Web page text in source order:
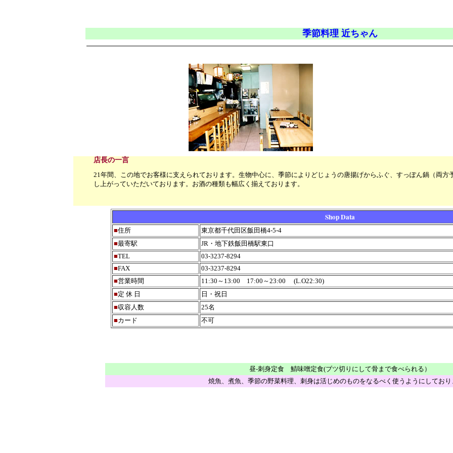
季節料理 近ちゃん
店長の一言
21年間、この地でお客様に支えられております。生物中心に、季節によりどじょうの唐揚げからふぐ、すっぽん鍋（両
し上がっていただいております。お酒の種類も幅広く揃えております。
Shop Data
■住所
東京都千代田区飯田橋4-5-4
■最寄駅
JR・地下鉄飯田橋駅東口
■TEL
03-3237-8294
■FAX
03-3237-8294
■営業時間
11:30～13:00 17:00～23:00 (L.O22:30)
■定 休 日
日・祝日
■収容人数
25名
■カード 不可
昼-刺身定食 鯖味噌定食(ブツ切りにして骨まで食べられる）
焼魚、煮魚、季節の野菜料理、刺身は活じめのものをなるべく使うようにしており